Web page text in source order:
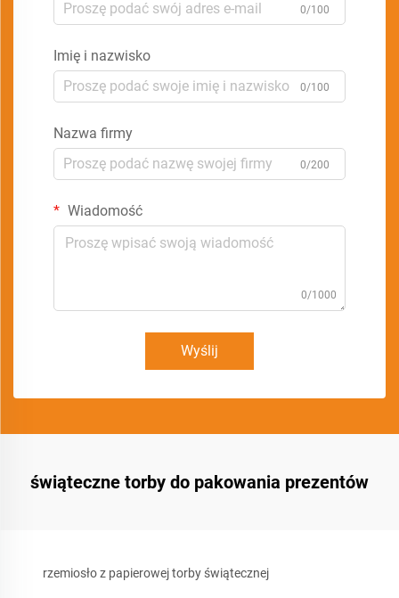
0/100
Imię i nazwisko
0/100
Nazwa firmy
0/200
Wiadomość
0/1000
Wyślij
świąteczne torby do pakowania prezentów
rzemiosło z papierowej torby świątecznej